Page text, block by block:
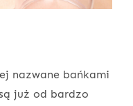
nazwane bańkami
już od bardzo